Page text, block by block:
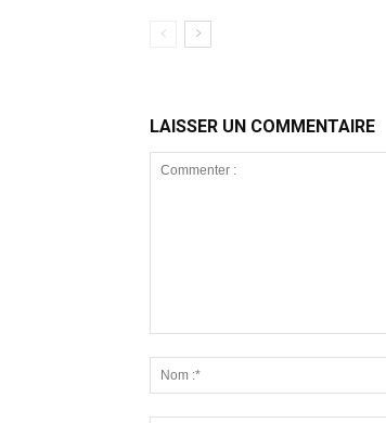
LAISSER UN COMMENTAIRE